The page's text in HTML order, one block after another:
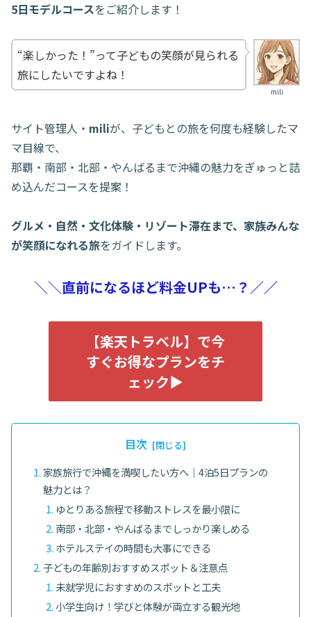
5日モデルコースをご紹介します！
mili
“楽しかった！”って子どもの笑顔が見られる
旅にしたいですよね！
サイト管理人・ miliが、子どもとの旅を何度も経験したマ
マ目線で、
那覇・南部・北部・やんばるまで沖縄の魅力をぎゅっと詰
め込んだコースを提案！
グルメ・自然・文化体験・リゾート滞在まで、家族みんな
が笑顔になれる旅をガイドします。
＼＼直前になるほど料金UPも…？／／
【楽天トラベル】で今
すぐお得なプランをチ
ェック▶
目次
家族旅行で沖縄を満喫したい方へ｜4泊5日プランの
魅力とは？
ゆとりある旅程で移動ストレスを最小限に
南部・北部・やんばるまでしっかり楽しめる
ホテルステイの時間も大事にできる
子どもの年齢別おすすめスポット＆注意点
未就学児におすすめのスポットと工夫
小学生向け！学びと体験が両立する観光地